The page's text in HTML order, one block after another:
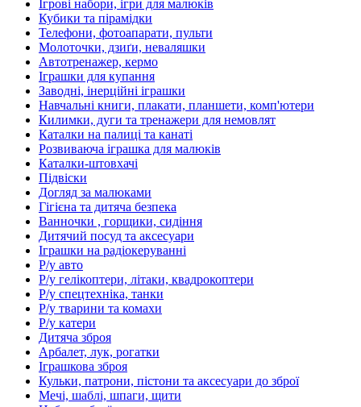
Ігрові набори, ігри для малюків
Кубики та пірамідки
Телефони, фотоапарати, пульти
Молоточки, дзиґи, неваляшки
Автотренажер, кермо
Іграшки для купання
Заводні, інерційні іграшки
Навчальні книги, плакати, планшети, комп'ютери
Килимки, дуги та тренажери для немовлят
Каталки на палиці та канаті
Розвиваюча іграшка для малюків
Каталки-штовхачі
Підвіски
Догляд за малюками
Гігієна та дитяча безпека
Ванночки , горщики, сидіння
Дитячий посуд та аксесуари
Іграшки на радіокеруванні
Р/у авто
Р/у гелікоптери, літаки, квадрокоптери
Р/у спецтехніка, танки
Р/у тварини та комахи
Р/у катери
Дитяча зброя
Арбалет, лук, рогатки
Іграшкова зброя
Кульки, патрони, пістони та аксесуари до зброї
Мечі, шаблі, шпаги, щити